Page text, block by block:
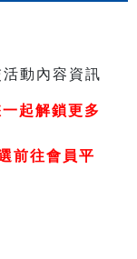
起解鎖更多
前往會員平